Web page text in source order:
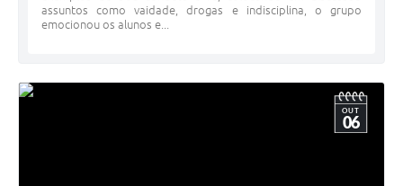
assuntos como vaidade, drogas e indisciplina, o grupo
emocionou os alunos e...
OUT
06